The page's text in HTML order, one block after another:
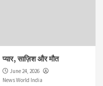
प्यार, साज़िश और मौत
June 24, 2026
News World India